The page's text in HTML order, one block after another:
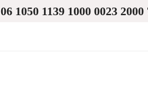
06 1050 1139 1000 0023 2000